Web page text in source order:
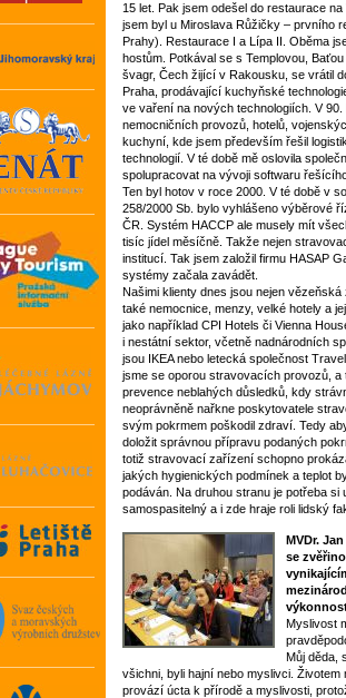
15 let. Pak jsem odešel do restaurace
jsem byl u Miroslava Růžičky – prvního
Prahy). Restaurace I a Lípa II. Oběma
hostům. Potkával se s Templovou,
švagr, Čech žijící v Rakousku, se vrátil
Praha, prodávající kuchyňské
ve vaření na nových technologiích. V
nemocničních provozů, hotelů,
kuchyní, kde jsem především řešil
technologií. V té době mě oslovila
spolupracovat na vývoji softwaru
Ten byl hotov v roce 2000. V té době v
258/2000 Sb. bylo vyhlášeno výběrové
ČR. Systém HACCP ale musely mít
tisíc jídel měsíčně. Takže nejen
institucí. Tak jsem založil firmu HASAP
systémy začala zavádět.
Našimi klienty dnes jsou nejen
také nemocnice, menzy, velké hotely a
jako například CPI Hotels či Vienna
i nestátní sektor, včetně nadnárodních
jsou IKEA nebo letecká společnost
jsme se oporou stravovacích provozů, a
prevence neblahých důsledků, kdy
neoprávněně nařkne poskytovatele
svým pokrmem poškodil zdraví. Tedy
doložit správnou přípravu podaných
totiž stravovací zařízení schopno
jakých hygienických podmínek a teplot
podáván. Na druhou stranu je potřeba
samospasitelný a i zde hraje roli lidský
MVDr.
se
Myslivost
Můj děda,
všichni, byli hajní nebo myslivci. Životem
provází úcta k přírodě a myslivosti,